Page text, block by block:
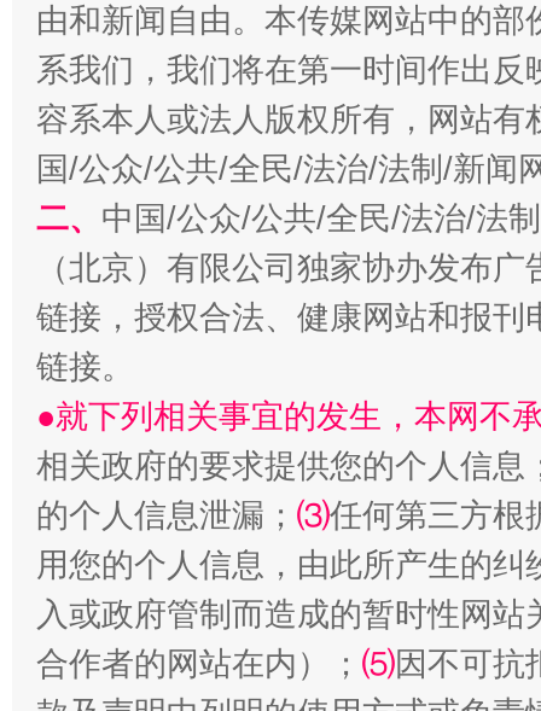
揭开“小金库”的免责幌子
受贿1.44亿！段成刚被判无期 从幼
由和新闻自由。本传媒网站中的
系我们，我们将在第一时间作出
容系本人或法人版权所有，网站
国/公众/公共/全民/法治/法制/新闻
二、 中国/公众/公共/全民/法治/法
（北京）有限公司独家协办发布
链接，授权合法、健康网站和报
链接。
●就下列相关事宜的发生，本网不
相关政府的要求提供您的个人信息
的个人信息泄漏； ⑶任何第三方根
用您的个人信息，由此所产生的纠
入或政府管制而造成的暂时性网
合作者的网站在内）； ⑸因不可抗